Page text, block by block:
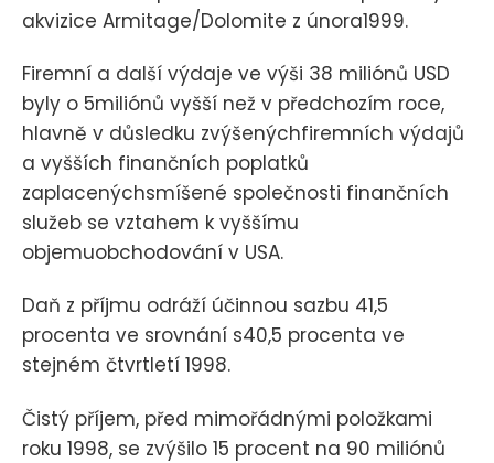
akvizice Armitage/Dolomite z února1999.
Firemní a další výdaje ve výši 38 miliónů USD
byly o 5miliónů vyšší než v předchozím roce,
hlavně v důsledku zvýšenýchfiremních výdajů
a vyšších finančních poplatků
zaplacenýchsmíšené společnosti finančních
služeb se vztahem k vyššímu
objemuobchodování v USA.
Daň z příjmu odráží účinnou sazbu 41,5
procenta ve srovnání s40,5 procenta ve
stejném čtvrtletí 1998.
Čistý příjem, před mimořádnými položkami
roku 1998, se zvýšilo 15 procent na 90 miliónů